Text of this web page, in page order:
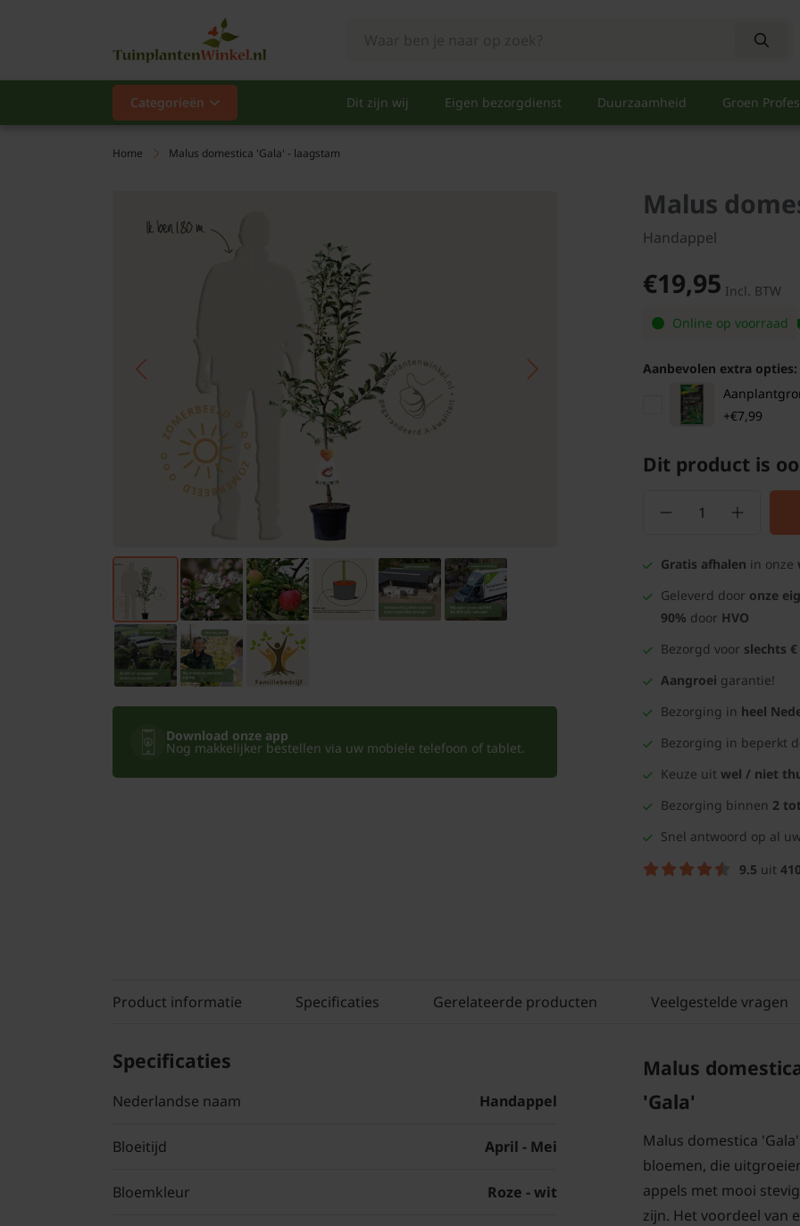
Categorieën Dit zijn wij Eigen bezorgdienst Duurzaamheid Groen
Categorieën
Populair
Heesters
Bomen
Leibomen
Kamerplanten
Bloempotten
Home Malus domestica 'Gala' - laagstam
Download onze app
Nog makkelijker bestellen via uw mobiele telefoon of tablet.
Malus
Handappel
€19,95 Incl. BTW
Online op voorraad
Aanbevolen extra opties:
+€7,99
Dit product is
Gratis afhalen in onze
Geleverd door onze
90% door HVO
Bezorgd voor slechts €
Aangroei garantie!
Bezorging in heel
Bezorging in beperkt
Keuze uit wel / niet
Bezorging binnen 2
Snel antwoord op al
9.5 uit
Product informatie Specificaties Gerelateerde producten Veelgestelde vragen
Specificaties
Nederlandse naam Handappel
Bloeitijd April - Mei
Bloemkleur Roze - wit
Malus
'Gala'
Malus domestica
bloemen, die
appels met mooi
zijn. Het voordeel van